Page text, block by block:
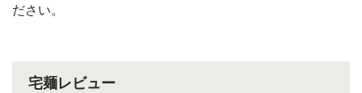
ださい。
宅麺レビュー